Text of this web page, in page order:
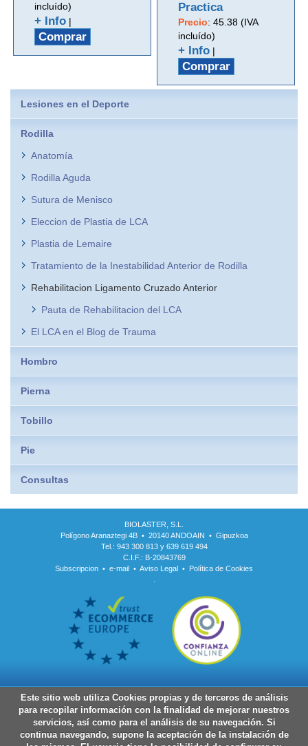
incluído)
+ Info |
Comprar
Practica
Precio:45.38 (IVA
incluído)
+ Info |
Comprar
Lesiones en el Deporte
Rodilla
Anatomía
Rodilla Aguda
Sutura de Menisco
Eleccion de Plastia de LCA
Plastia de Lemaire
Tratamiento de la Inestabilidad Anterior de Rodilla
Rehabilitacion Ligamento Cruzado Anterior
Pauta de Rehabilitacion del LCA
El LCA en el Blog de Trauma
Hombro
Pierna
Tobillo
Pie
Consultas
BIOLASTER, S.L.
Polígono Aranaztegi 4B • 20140 ANDOAIN • Gipuzkoa
Tel.: 943 300 813 y 639 619 494
C.I.F.: B-20843769
Subscripcion • e-mail • Aviso Legal • Política de Cookies
Este sitio web utiliza Cookies propias y de terceros de análisis
para recopilar información con la finalidad de mejorar nuestros
servicios, así como para el análisis de su navegación. Si
continua navegando, supone la aceptación de la instalación de